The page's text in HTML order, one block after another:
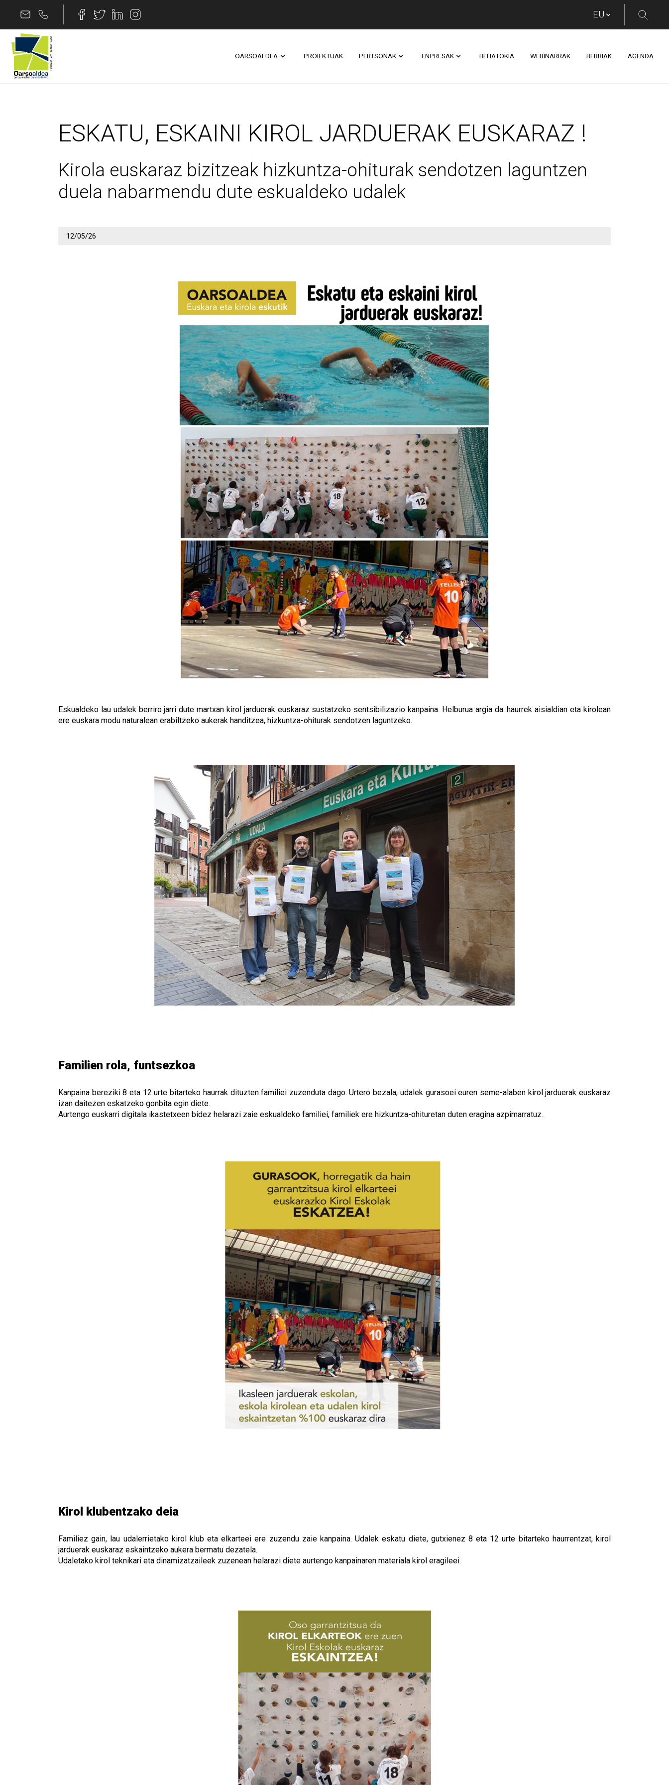
Edukira joan
OARSOALDEA PROIEKTUAK PERTSONAK ENPRESAK BEHATOKIA WEBINARRAK BERRIAK AGENDA
ESKATU, ESKAINI KIROL JARDUERAK EUSKARAZ !
Kirola euskaraz bizitzeak hizkuntza-ohiturak sendotzen laguntzen
duela nabarmendu dute eskualdeko udalek
12/05/26
Eskualdeko lau udalek berriro jarri dute martxan kirol jarduerak euskaraz sustatzeko sentsibilizazio kanpaina. Helburua argia da: haurrek aisialdian eta kirolean
ere euskara modu naturalean erabiltzeko aukerak handitzea, hizkuntza-ohiturak sendotzen laguntzeko.
Familien rola, funtsezkoa
Kanpaina bereziki 8 eta 12 urte bitarteko haurrak dituzten familiei zuzenduta dago. Urtero bezala, udalek gurasoei euren seme-alaben kirol jarduerak euskaraz
izan daitezen eskatzeko gonbita egin diete.
Aurtengo euskarri digitala ikastetxeen bidez helarazi zaie eskualdeko familiei, familiek ere hizkuntza-ohituretan duten eragina azpimarratuz.
Kirol klubentzako deia
Familiez gain, lau udalerrietako kirol klub eta elkarteei ere zuzendu zaie kanpaina. Udalek eskatu diete, gutxienez 8 eta 12 urte bitarteko haurrentzat, kirol
jarduerak euskaraz eskaintzeko aukera bermatu dezatela.
Udaletako kirol teknikari eta dinamizatzaileek zuzenean helarazi diete aurtengo kanpainaren materiala kirol eragileei.